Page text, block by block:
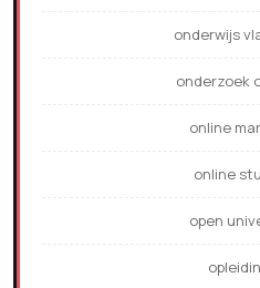
onderwijs
onderzoek
online
online
open